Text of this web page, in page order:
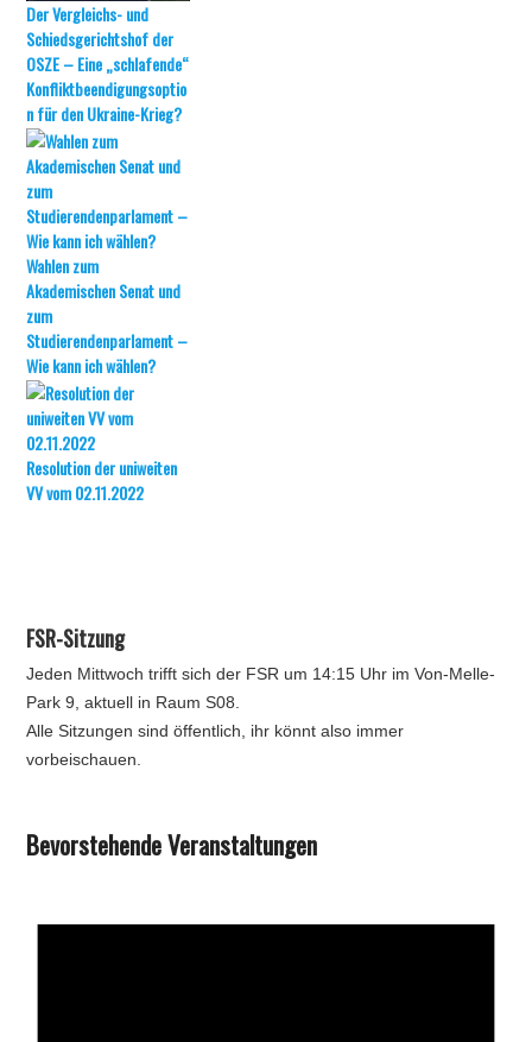
Der Vergleichs- und
Schiedsgerichtshof der
OSZE – Eine „schlafende“
Konfliktbeendigungsoptio
n für den Ukraine-Krieg?
Wahlen zum
Akademischen Senat und
zum
Studierendenparlament –
Wie kann ich wählen?
Resolution der uniweiten
VV vom 02.11.2022
FSR-Sitzung
Jeden Mittwoch trifft sich der FSR um 14:15 Uhr im Von-Melle-
Park 9, aktuell in Raum S08.
Alle Sitzungen sind öffentlich, ihr könnt also immer
vorbeischauen.
Bevorstehende Veranstaltungen